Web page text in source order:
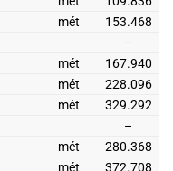
mét
153.468
–
mét
167.940
mét
228.096
mét
329.292
–
mét
280.368
mét
372.708